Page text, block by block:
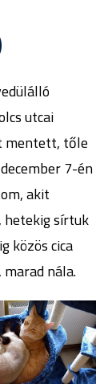
utcai
mentett, tőle
7-én
akit
hetekig sírtuk
közös cica
nála.